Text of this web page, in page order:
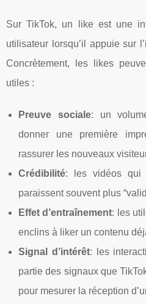
Sur TikTok, un like est une
utilisateur lorsqu’il appuie sur
Concrètement, les likes
utiles :
Preuve sociale: un
donner une première
rassurer les nouveaux
Crédibilité: les vidéos qui
paraissent souvent plus
Effet d’entraînement: les
enclins à liker un contenu
Signal d’intérêt: les
partie des signaux que
pour mesurer la réception